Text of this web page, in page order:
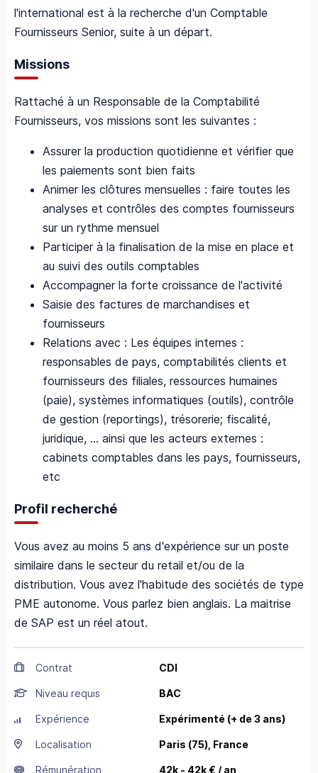
l'international est à la recherche d'un Comptable
Fournisseurs Senior, suite à un départ.
Missions
Rattaché à un Responsable de la Comptabilité
Fournisseurs, vos missions sont les suivantes :
Assurer la production quotidienne et vérifier que
les paiements sont bien faits
Animer les clôtures mensuelles : faire toutes les
analyses et contrôles des comptes fournisseurs
sur un rythme mensuel
Participer à la finalisation de la mise en place et
au suivi des outils comptables
Accompagner la forte croissance de l'activité
Saisie des factures de marchandises et
fournisseurs
Relations avec : Les équipes internes :
responsables de pays, comptabilités clients et
fournisseurs des filiales, ressources humaines
(paie), systèmes informatiques (outils), contrôle
de gestion (reportings), trésorerie; fiscalité,
juridique, … ainsi que les acteurs externes :
cabinets comptables dans les pays, fournisseurs,
etc
Profil recherché
Vous avez au moins 5 ans d'expérience sur un poste
similaire dans le secteur du retail et/ou de la
distribution. Vous avez l'habitude des sociétés de type
PME autonome. Vous parlez bien anglais. La maitrise
de SAP est un réel atout.
Contrat CDI
Niveau requis BAC
Expérience Expérimenté (+ de 3 ans)
Localisation Paris (75), France
Rémunération 42k - 42k € / an